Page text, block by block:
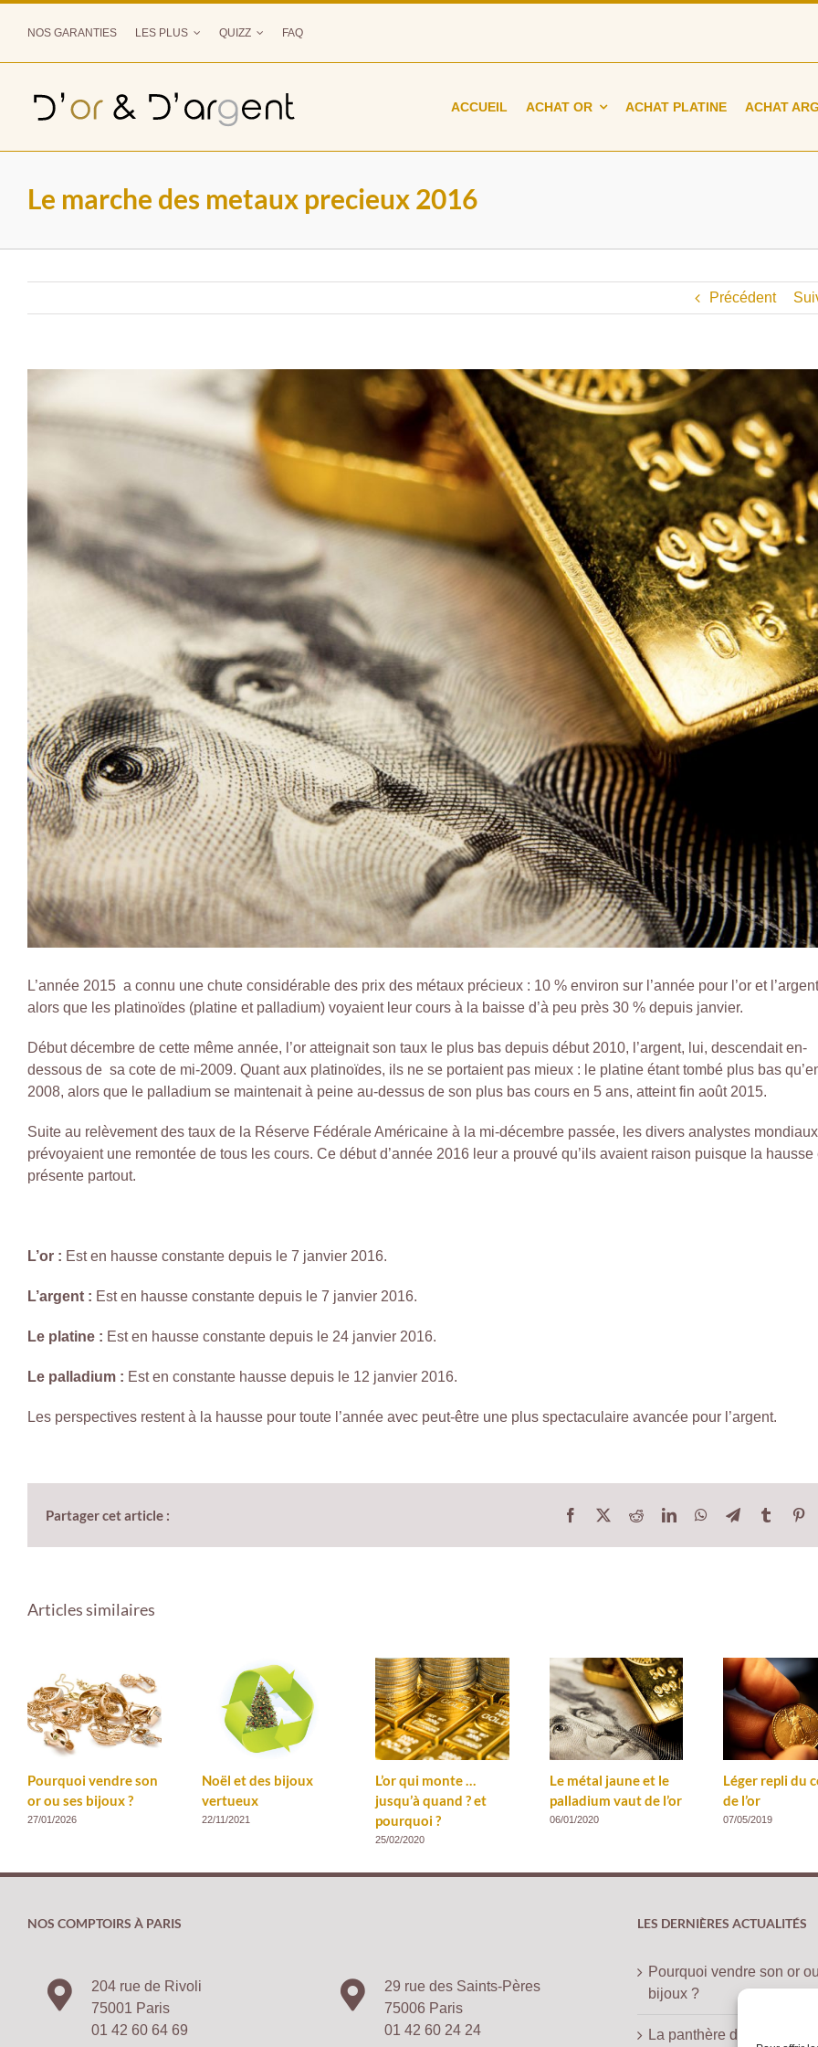
NOS GARANTIES LES PLUS QUIZZ FAQ
ACCUEIL ACHAT OR ACHAT PLATINE ACHAT
Où vendre son or ?
- Métaux précieux
- Bijoux
204 rue de Rivoli
Tel. :01 42 60 64
Le marche des metaux precieux 2016
Précédent
L’année 2015 a connu une chute considérable des prix des métaux précieux : 10 % environ sur l’année pour l’or et
alors que les platinoïdes (platine et palladium) voyaient leur cours à la baisse d’à peu près 30 % depuis janvier.
Début décembre de cette même année, l’or atteignait son taux le plus bas depuis début 2010, l’argent, lui, descendait en-
dessous de sa cote de mi-2009. Quant aux platinoïdes, ils ne se portaient pas mieux : le platine étant tombé plus bas
2008, alors que le palladium se maintenait à peine au-dessus de son plus bas cours en 5 ans, atteint fin août 2015.
Suite au relèvement des taux de la Réserve Fédérale Américaine à la mi-décembre passée, les divers analystes mondiaux
prévoyaient une remontée de tous les cours. Ce début d’année 2016 leur a prouvé qu’ils avaient raison puisque la hausse
présente partout.
L’or : Est en hausse constante depuis le 7 janvier 2016.
L’argent : Est en hausse constante depuis le 7 janvier 2016.
Le platine : Est en hausse constante depuis le 24 janvier 2016.
Le palladium : Est en constante hausse depuis le 12 janvier 2016.
Les perspectives restent à la hausse pour toute l’année avec peut-être une plus spectaculaire avancée pour l’argent.
Partager cet article : Facebook
X RedditLinkedInWhatsApp
TelegramTumblr
Articles similaires
Pourquoi vendre son
or ou ses bijoux ?
27/01/2026
Noël et des bijoux
vertueux
22/11/2021
L’or qui monte …
jusqu’à quand ? et
pourquoi ?
25/02/2020
Le métal jaune et le
palladium vaut de l’or
06/01/2020
Léger repli du
de l’or
07/05/2019
NOS COMPTOIRS À PARIS
204 rue de Rivoli
75001 Paris
01 42 60 64 69
29 rue des Saints-Pères
75006 Paris
01 42 60 24 24
LES DERNIÈRES ACTUALITÉS
Pourquoi vendre son or
bijoux ?
La panthère de la maison